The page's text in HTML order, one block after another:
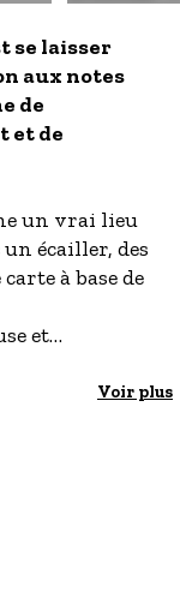
se laisser
aux notes
de
et de
un vrai lieu
écailler, des
et
artisansVoir plus